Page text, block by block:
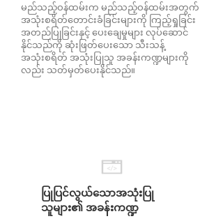
မည်သည့်ဝန်ထမ်းက မည်သည့်ဝန်ထမ်းအတွက်
အသုံးစရိတ်တောင်းခံခြင်းများကို ကြည့်ရှုခြင်း
အတည်ပြုခြင်းနှင့် ပေးချေမှုများ လုပ်ဆောင်
နိုင်သည်ကို ဆုံးဖြတ်ပေးသော သီးသန့်
အသုံးစရိတ် အသုံးပြုသူ အခန်းကဏ္ဍများကို
လည်း သတ်မှတ်ပေးနိုင်သည်။
ပြုပြင်လွယ်သောအသုံးပြု
သူများ၏ အခန်းကဏ္ဍ